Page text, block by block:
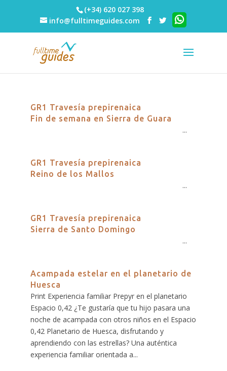
(+34) 620 027 398
info@fulltimeguides.com
GR1 Travesía prepirenaica
Fin de semana en Sierra de Guara
...
GR1 Travesía prepirenaica
Reino de los Mallos
...
GR1 Travesía prepirenaica
Sierra de Santo Domingo
...
Acampada estelar en el planetario de
Huesca
Print Experiencia familiar Prepyr en el planetario
Espacio 0,42 ¿Te gustaría que tu hijo pasara una
noche de acampada con otros niños en el Espacio
0,42 Planetario de Huesca, disfrutando y
aprendiendo con las estrellas? Una auténtica
experiencia familiar orientada a...